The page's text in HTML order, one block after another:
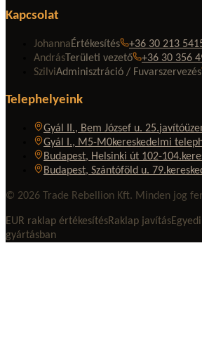
Kapcsolat
JohannaÉrtékesítés
+36 30 213
AndrásTerületi vezető
+36 30 356
SzilviAdminisztráció / Fuvarszervezés
Telephelyeink
Gyál II., Bem József u. 25.
Gyál I., M5-M0kereskedelmi
Budapest, Helsinki út 102-104.
Budapest, Szántóföld u. 79.
© 2026 Trade Rebellion Kft. Minden jog
EUR raklap értékesítésRaklap javítás
gyártásban